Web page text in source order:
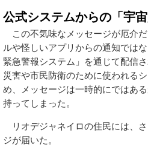
公式システムからの「宇
この不気味なメッセージが厄介
ルや怪しいアプリからの通知では
緊急警報システム」を通じて配信
災害や市民防衛のために使われる
め、メッセージは一時的にではあ
持ってしまった。
リオデジャネイロの住民には、
ジが届いた。